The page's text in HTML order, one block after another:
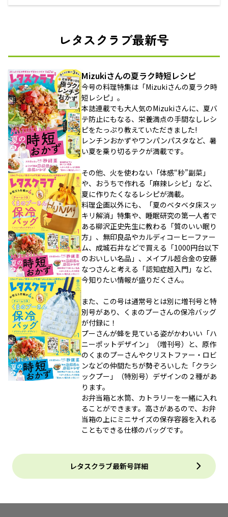
レタスクラブ最新号
Mizukiさんの夏ラク時短レシピ
今号の料理特集は「Mizukiさんの夏ラク時
短レシピ」。
本誌連載でも大人気のMizukiさんに、夏バ
テ防止にもなる、栄養満点の手間なしレシ
ピをたっぷり教えていただきました!
レンチンおかずやワンパンパスタなど、暑
い夏を乗り切るテクが満載です。
その他、火を使わない「体感“秒”副菜」
や、おうちで作れる「麻辣レシピ」など、
夏に作りたくなるレシピが満載。
料理企画以外にも、「夏のベタベタ床スッ
キリ解消」特集や、睡眠研究の第一人者で
ある柳沢正史先生に教わる「質のいい眠り
方」、無印良品やカルディコーヒーファー
ム、成城石井などで買える「1000円台以下
のおいしい名品」、メイプル超合金の安藤
なつさんと考える「認知症超入門」など、
今知りたい情報が盛りだくさん。
また、この号は通常号とは別に増刊号と特
別号があり、くまのプーさんの保冷バッグ
が付録に！
プーさんが蜂を見ている姿がかわいい「ハ
ニーポットデザイン」（増刊号）と、原作
のくまのプーさんやクリストファー・ロビ
ンなどの仲間たちが勢ぞろいした「クラシ
ックプー」（特別号）デザインの２種があ
ります。
お弁当箱と水筒、カトラリーを一緒に入れ
ることができます。高さがあるので、お弁
当箱の上にミニサイズの保存容器を入れる
こともできる仕様のバッグです。
レタスクラブ最新号詳細